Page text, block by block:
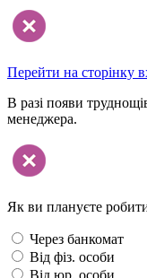
Перейти на сторінку
В разі появи
менеджера.
Як ви плануєте
Через банкомат
Від фіз. особи
Від юр. особи